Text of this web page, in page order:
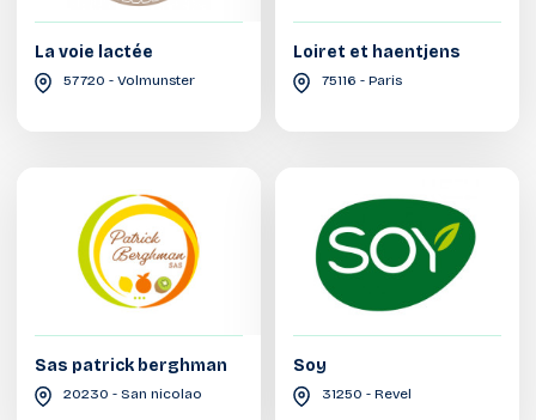
La voie lactée
57720 - Volmunster
Loiret et haentjens
75116 - Paris
Sas patrick berghman
20230 - San nicolao
Soy
31250 - Revel